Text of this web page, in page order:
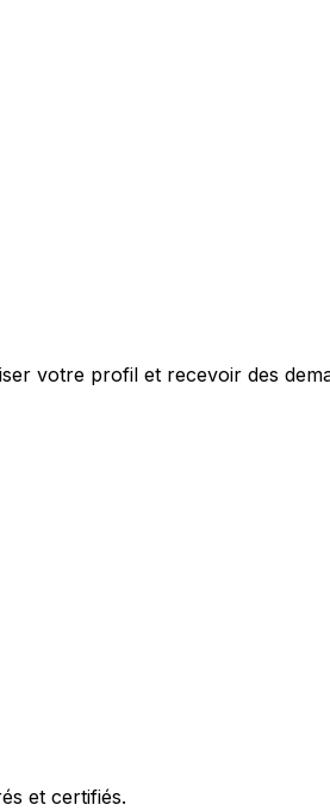
votre profil et recevoir des
et certifiés.